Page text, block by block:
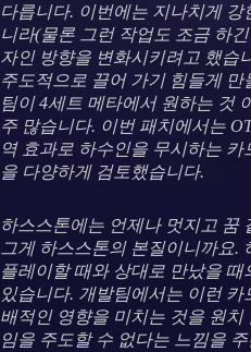
다릅니다. 이번에는 지나치게
니라(물론 그런 작업도 조금 하
자인 방향을 변화시키려고 했습
주도적으로 끌어 가기 힘들게
팀이 4세트 메타에서 원하는 것
주 많습니다. 이번 패치에서는
역 효과로 하수인을 무시하는
을 다양하게 검토했습니다.
하스스톤에는 언제나 멋지고 꿈
그게 하스스톤의 본질이니까요.
플레이할 때와 상대로 만났을
있습니다. 개발팀에서는 이런
배적인 영향을 미치는 것을 원
임을 주도할 수 없다는 느낌을